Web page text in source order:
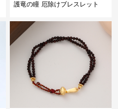
護竜の瞳 厄除けブレスレット